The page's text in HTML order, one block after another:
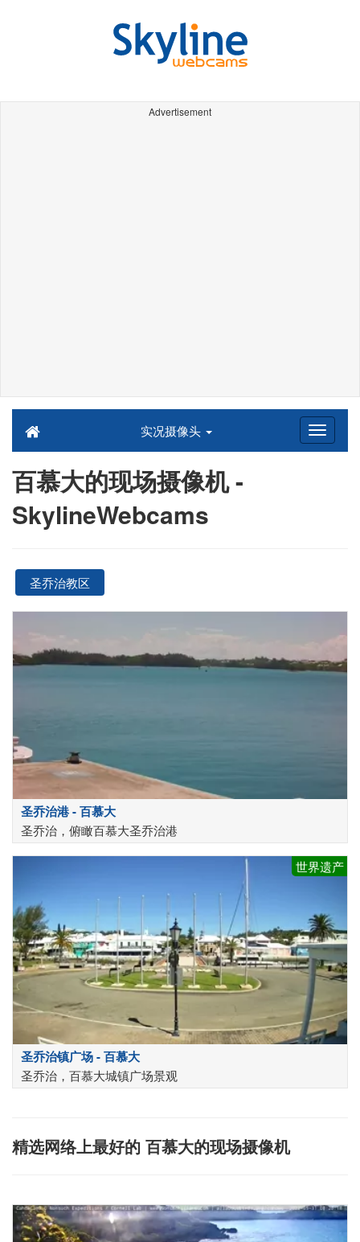
Advertisement
实况摄像头
百慕大的现场摄像机 -
SkylineWebcams
圣乔治教区
圣乔治港 - 百慕大
圣乔治，俯瞰百慕大圣乔治港
世界遗产
圣乔治镇广场 - 百慕大
圣乔治，百慕大城镇广场景观
精选网络上最好的 百慕大的现场摄像机